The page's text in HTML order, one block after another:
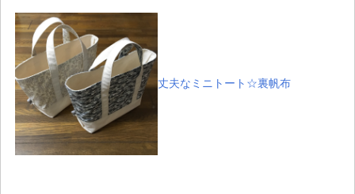
丈夫なミニトート☆裏帆布